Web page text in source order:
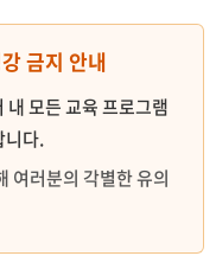
금지 안내
내 모든 교육 프로그램
니다.
여러분의 각별한 유의